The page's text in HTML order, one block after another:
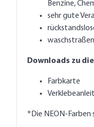
Benzine,
sehr gute
Downloads zu
Farbkarte
*Die NEON-